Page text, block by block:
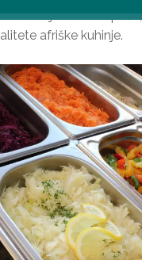
kraje v
afriške kuhinje.